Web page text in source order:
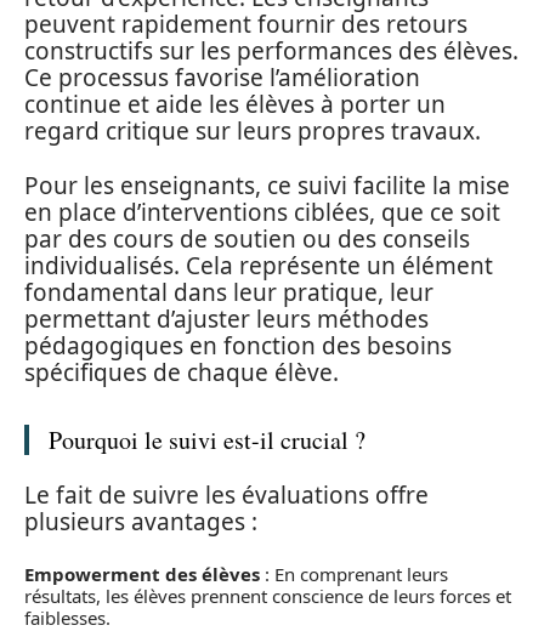
peuvent rapidement fournir des retours
constructifs sur les performances des élèves.
Ce processus favorise l’amélioration
continue et aide les élèves à porter un
regard critique sur leurs propres travaux.
Pour les enseignants, ce suivi facilite la mise
en place d’interventions ciblées, que ce soit
par des cours de soutien ou des conseils
individualisés. Cela représente un élément
fondamental dans leur pratique, leur
permettant d’ajuster leurs méthodes
pédagogiques en fonction des besoins
spécifiques de chaque élève.
Pourquoi le suivi est-il crucial ?
Le fait de suivre les évaluations offre
plusieurs avantages :
Empowerment des élèves : En comprenant leurs
résultats, les élèves prennent conscience de leurs forces et
faiblesses.